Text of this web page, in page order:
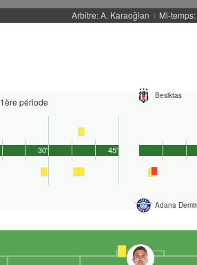
Arbitre: A. Karaoğlan | Mi-
1ère période
45'
30'
Besiktas
Adana